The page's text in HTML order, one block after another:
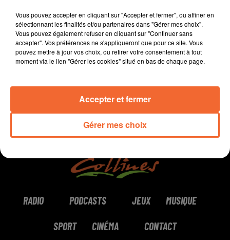
0:00 7 min 15 sec
RADIO PODCASTS JEUX MUSIQUE
SPORT CINÉMA CONTACT
Vous pouvez accepter en cliquant sur "Accepter et fermer", ou affiner en
sélectionnant les finalités et/ou partenaires dans "Gérer mes choix".
Vous pouvez également refuser en cliquant sur "Continuer sans
accepter". Vos préférences ne s'appliqueront que pour ce site. Vous
pouvez mettre à jour vos choix, ou retirer votre consentement à tout
moment via le lien "Gérer les cookies" situé en bas de chaque page.
Gérer mes choix
Accepter et fermer